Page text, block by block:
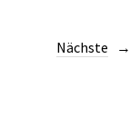
Nächste